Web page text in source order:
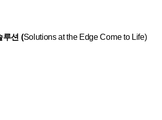
루션 (Solutions at the Edge Come to Life)